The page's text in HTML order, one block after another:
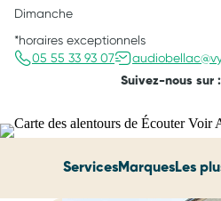
Dimanche
*horaires exceptionnels
05 55 33 93 07
Suivez-nous sur :
ServicesMarquesLes